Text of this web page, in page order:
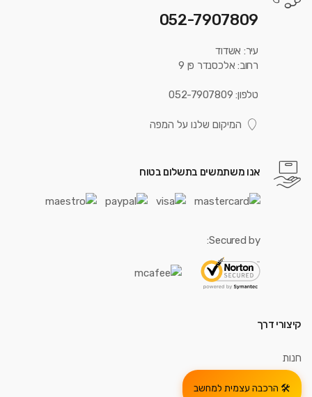
052-7907809
עיר: אשדוד
רחוב: אלכסנדר פן 9
טלפון: 052-7907809
המיקום שלנו על המפה
אנו משתמשים בתשלום בטוח
Secured by:
קיצורי דרך
חנות
הרכבה עצמית למחשב